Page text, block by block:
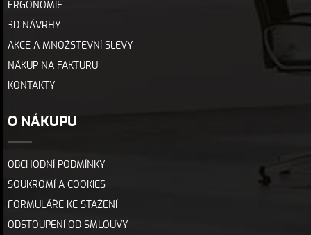
ERGONOMIE
3D NÁVRHY
AKCE A MNOŽSTEVNÍ SLEVY
NÁKUP NA FAKTURU
KONTAKTY
O NÁKUPU
OBCHODNÍ PODMÍNKY
SOUKROMÍ A COOKIES
FORMULÁŘE KE STAŽENÍ
ODSTOUPENÍ OD SMLOUVY